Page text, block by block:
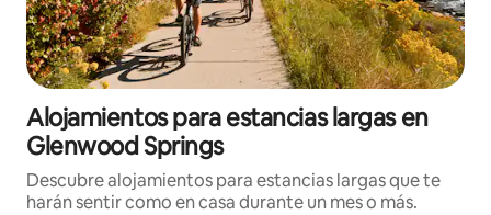
Alojamientos para estancias largas en
Glenwood Springs
Descubre alojamientos para estancias largas que te
harán sentir como en casa durante un mes o más.